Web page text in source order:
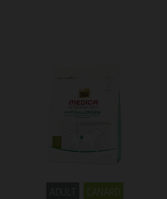
CANARD